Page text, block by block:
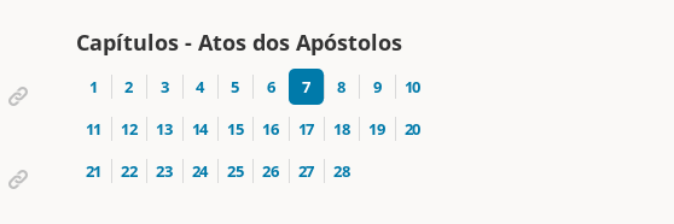
Capítulos - Atos dos Apóstolos
1 2 3 4 5 6 7 8 9
10
11
12 13 14 15 16 17 18 19
20
21
22 23 24 25 26 27 28